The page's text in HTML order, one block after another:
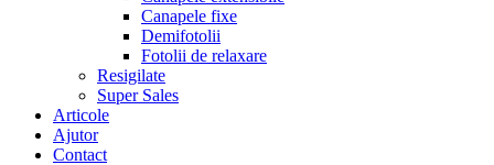
Canapele fixe
Demifotolii
Fotolii de relaxare
Resigilate
Super Sales
Articole
Ajutor
Contact